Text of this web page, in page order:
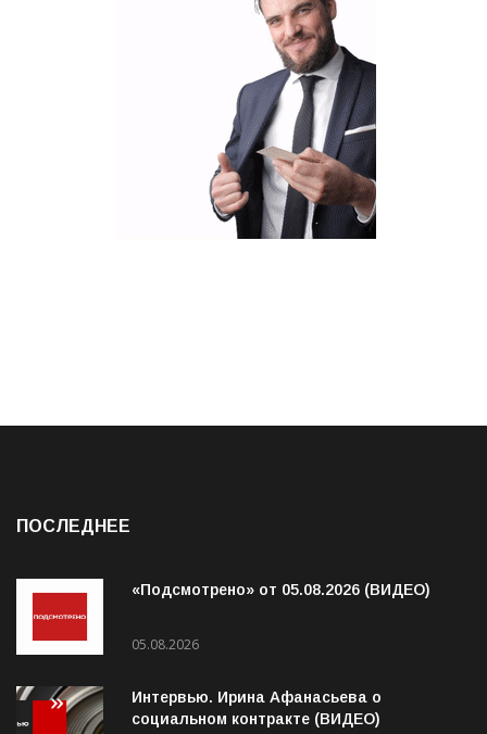
«Подсмотрено» от 05.08.2026 (ВИДЕО)
05.08.2026